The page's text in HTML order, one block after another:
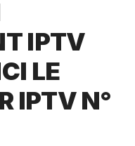
IPTV
LE
IPTV N°